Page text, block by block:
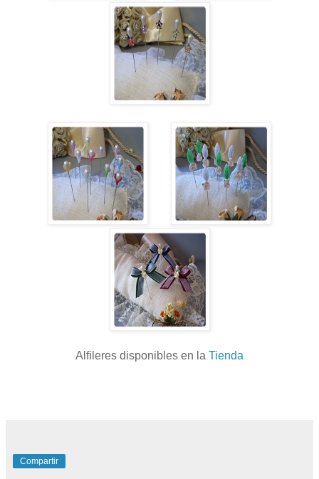
Alfileres disponibles en la Tienda
Compartir